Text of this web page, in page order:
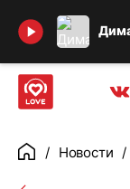
Найти
ГлавнаяНовости